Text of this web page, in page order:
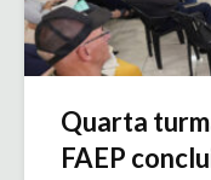
Quarta
FAEP